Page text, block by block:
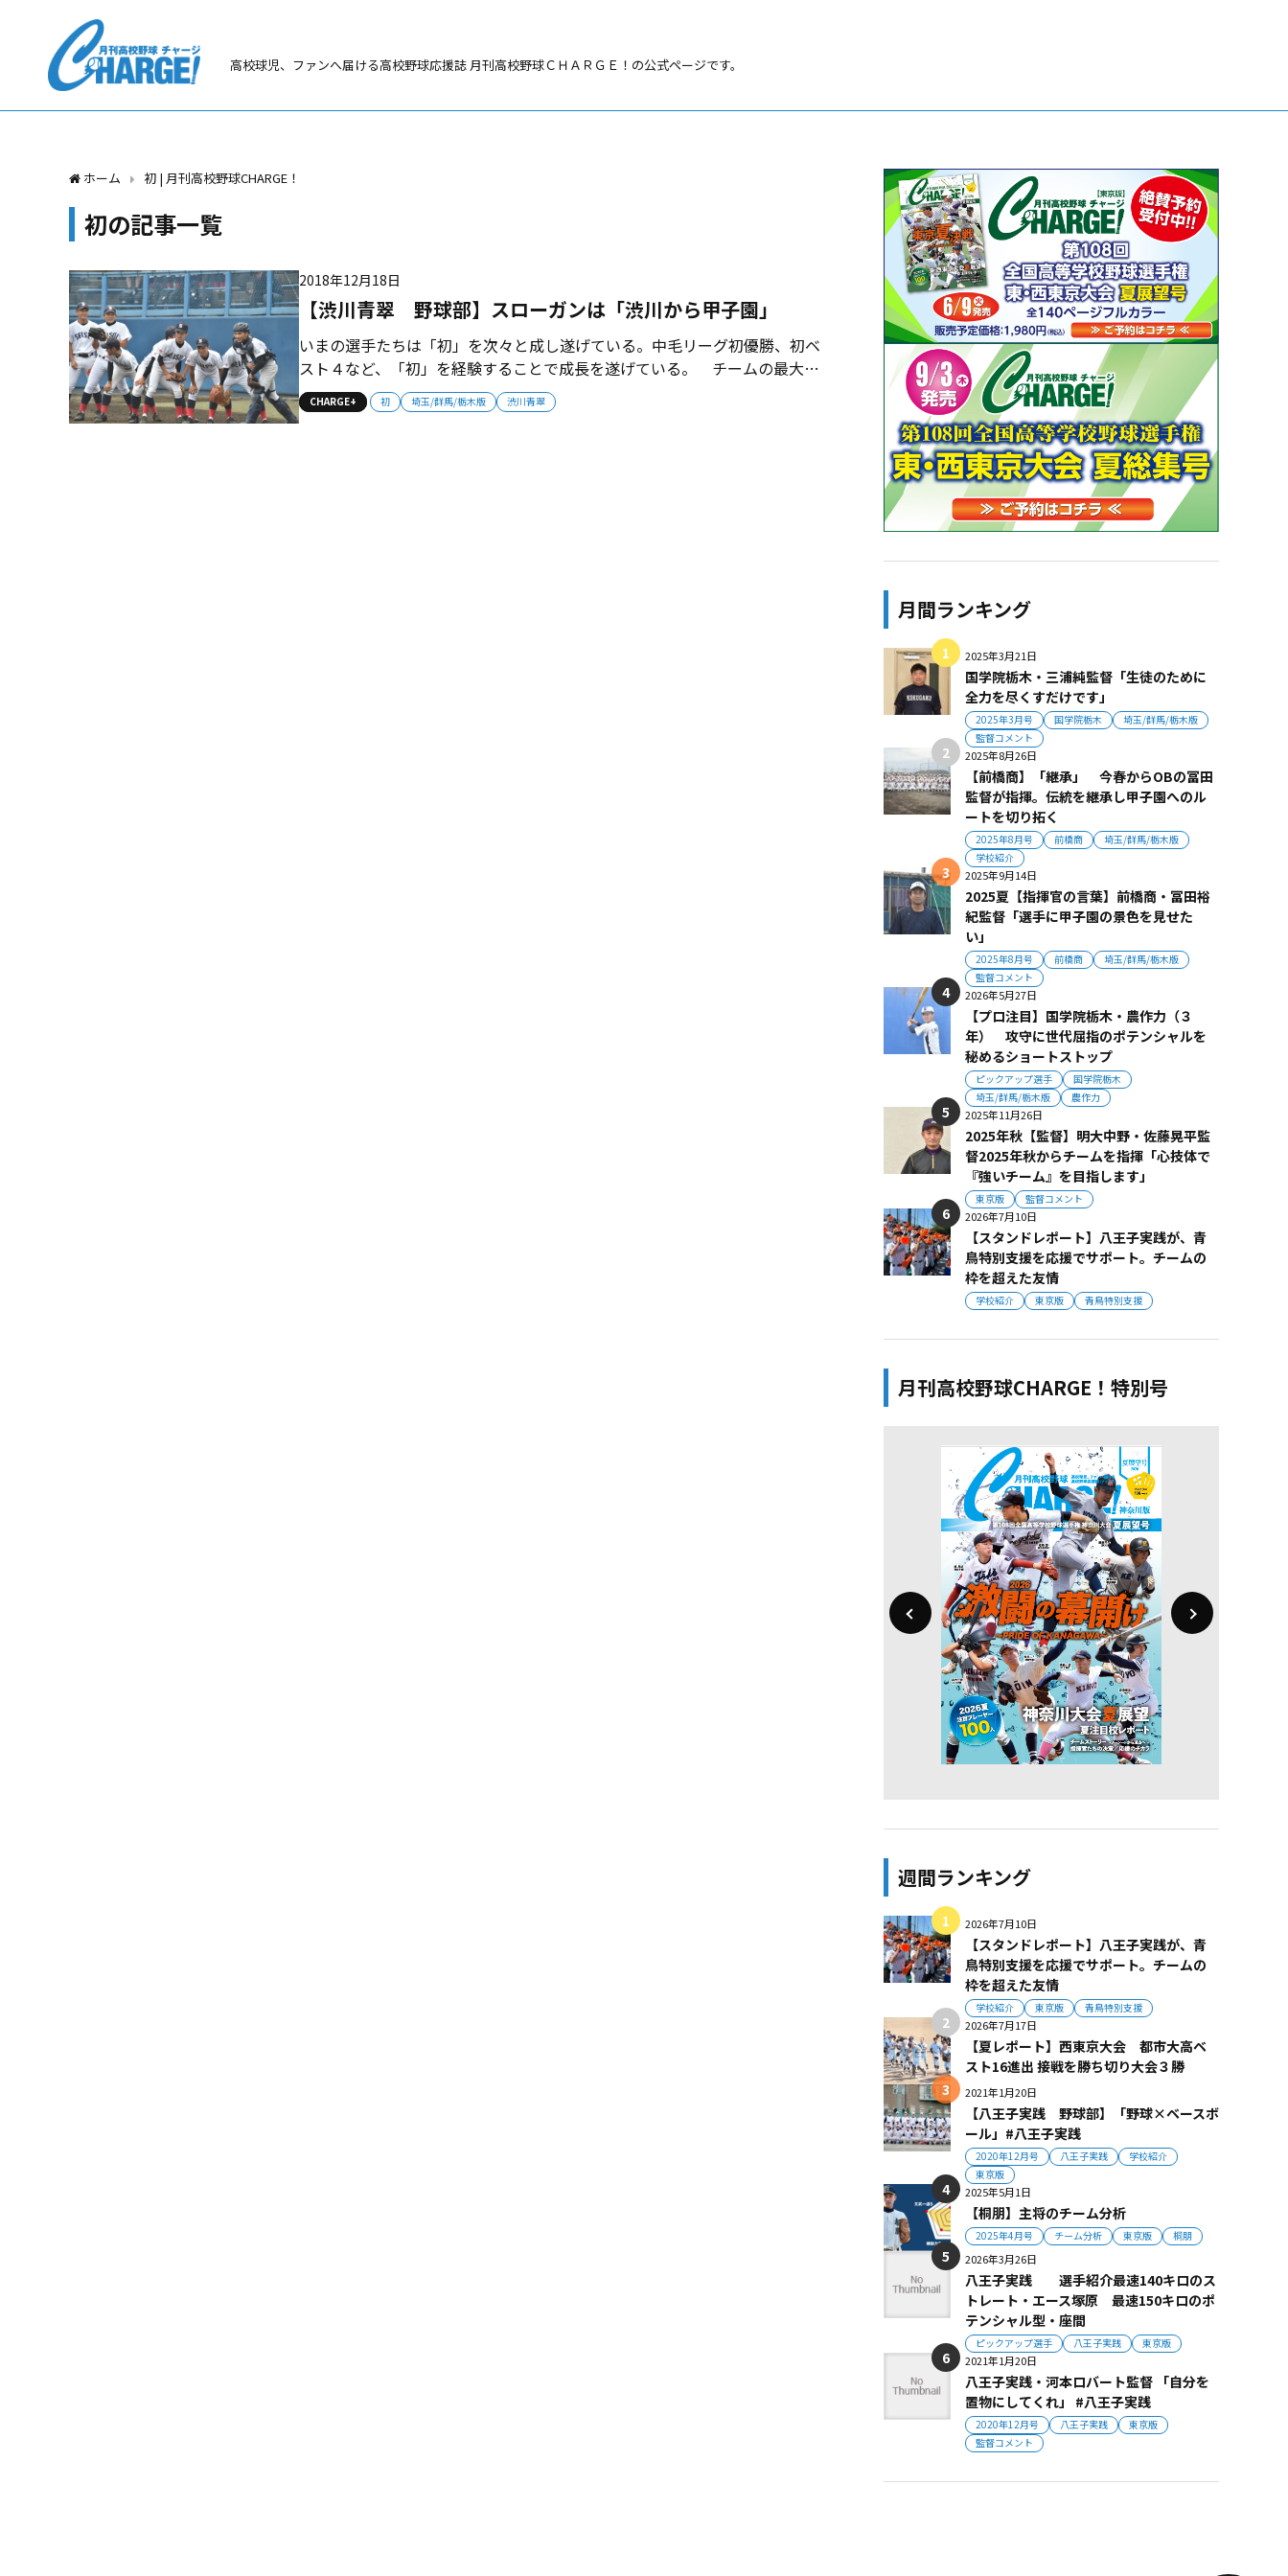
高校球児、ファンへ届ける高校野球応援誌 月刊高校野球ＣＨＡＲＧＥ！の公式ページです。
ホーム 初 | 月刊高校野球CHARGE！
初の記事一覧
CHARGE+ 初 埼玉/群馬/栃木版 渋川青翠
【渋川青翠 野球部】スローガンは「渋川から甲子園」
2018年12月18日
いまの選手たちは「初」を次々と成し遂げている。中毛リーグ初優勝、初ベ
スト４など、「初」を経験することで成長を遂げている。 チームの最大の
目標は「渋川から甲子園」。目の前の目標をクリアした先に、「初」の甲子
園が見えてくる。 2018年12月号掲載...
月間ランキング
2025年3月21日
国学院栃木・三浦純監督「生徒のために
全力を尽くすだけです」
2025年3月号 国学院栃木
埼玉/群馬/栃木版
監督コメント
2025年8月26日
【前橋商】「継承」 今春からOBの冨田
監督が指揮。伝統を継承し甲子園へのル
ートを切り拓く
2025年8月号 前橋商
埼玉/群馬/栃木版
学校紹介
2025年9月14日
2025夏【指揮官の言葉】前橋商・冨田裕
紀監督「選手に甲子園の景色を見せた
い」
2025年8月号 前橋商
埼玉/群馬/栃木版
監督コメント
2026年5月27日
【プロ注目】国学院栃木・農作力（３
年） 攻守に世代屈指のポテンシャルを
秘めるショートストップ
ピックアップ選手
国学院栃木
埼玉/群馬/栃木版
農作力
2025年11月26日
2025年秋【監督】明大中野・佐藤晃平監
督2025年秋からチームを指揮「心技体で
『強いチーム』を目指します」
東京版 監督コメント
2026年7月10日
【スタンドレポート】八王子実践が、青
鳥特別支援を応援でサポート。チームの
枠を超えた友情
学校紹介 東京版 青鳥特別支援
月刊高校野球CHARGE！特別号
週間ランキング
2026年7月10日
【スタンドレポート】八王子実践が、青
鳥特別支援を応援でサポート。チームの
枠を超えた友情
学校紹介 東京版 青鳥特別支援
2026年7月17日
【夏レポート】西東京大会 都市大高ベ
スト16進出 接戦を勝ち切り大会３勝
2021年1月20日
【八王子実践 野球部】「野球×ベースボ
ール」#八王子実践
2020年12月号 八王子実践
学校紹介
東京版
2025年5月1日
【桐朋】主将のチーム分析
2025年4月号 チーム分析 東京版 桐朋
2026年3月26日
八王子実践 選手紹介最速140キロのス
トレート・エース塚原 最速150キロのポ
テンシャル型・座間
ピックアップ選手 八王子実践 東京版
2021年1月20日
八王子実践・河本ロバート監督 「自分を
置物にしてくれ」 #八王子実践
2020年12月号 八王子実践
東京版
監督コメント